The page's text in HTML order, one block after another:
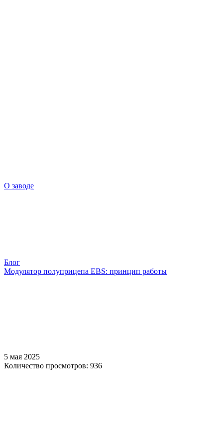
О заводе
Блог
Модулятор полуприцепа EBS: принцип работы
5 мая 2025
Количество просмотров: 936